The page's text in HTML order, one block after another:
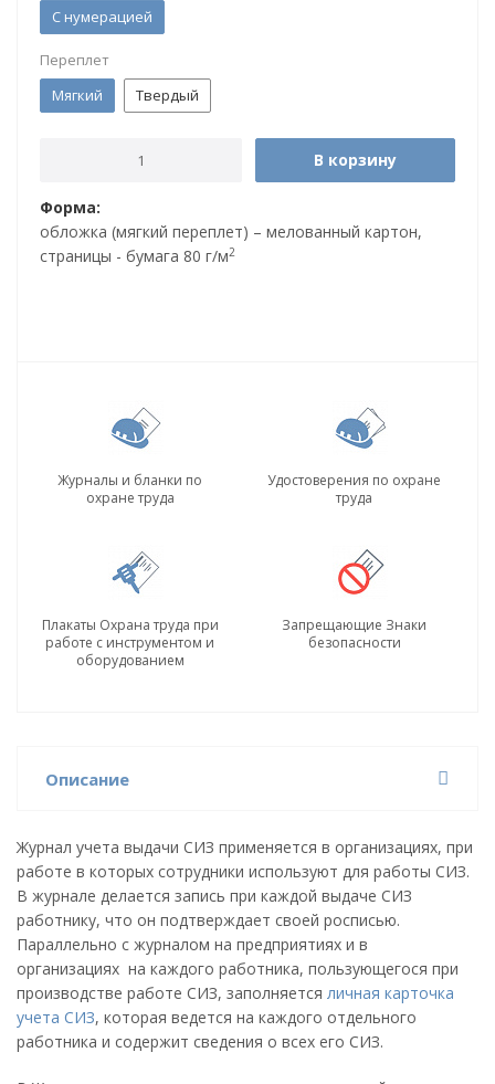
С нумерацией
Переплет
Мягкий
Твердый
В корзину
Форма:
обложка (мягкий переплет) – мелованный картон,
страницы - бумага 80 г/м2
Журналы и бланки по
охране труда
Удостоверения по охране
труда
Плакаты Охрана труда при
работе с инструментом и
оборудованием
Запрещающие Знаки
безопасности
Описание
Журнал учета выдачи СИЗ применяется в организациях, при
работе в которых сотрудники используют для работы СИЗ.
В журнале делается запись при каждой выдаче СИЗ
работнику, что он подтверждает своей росписью.
Параллельно с журналом на предприятиях и в
организациях на каждого работника, пользующегося при
производстве работе СИЗ, заполняется личная карточка
учета СИЗ, которая ведется на каждого отдельного
работника и содержит сведения о всех его СИЗ.